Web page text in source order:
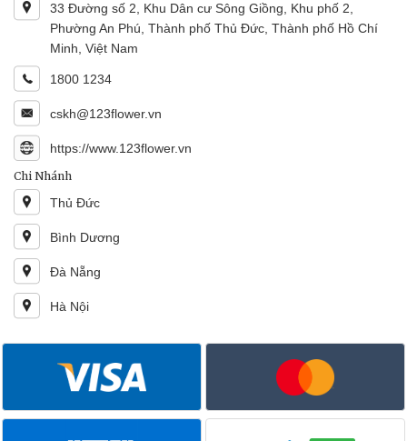
33 Đường số 2, Khu Dân cư Sông Giồng, Khu phố 2,
Phường An Phú, Thành phố Thủ Đức, Thành phố Hồ Chí
Minh, Việt Nam
1800 1234
cskh@123flower.vn
https://www.123flower.vn
Chi Nhánh
Thủ Đức
Bình Dương
Đà Nẵng
Hà Nội